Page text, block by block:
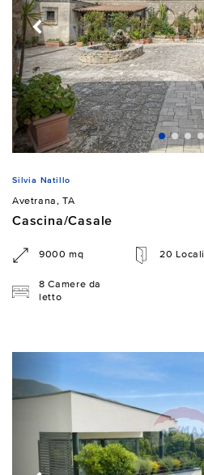
Silvia Natillo
Avetrana, TA
Cascina/Casale
9000 mq 20 Locali
8 Camere da
letto